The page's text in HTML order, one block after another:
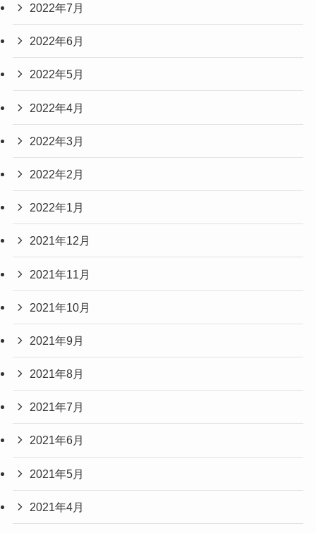
2022年7月
2022年6月
2022年5月
2022年4月
2022年3月
2022年2月
2022年1月
2021年12月
2021年11月
2021年10月
2021年9月
2021年8月
2021年7月
2021年6月
2021年5月
2021年4月